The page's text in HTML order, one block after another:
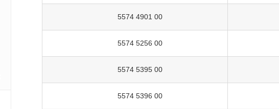
5574 4901 00
5574 5256 00
5574 5395 00
5574 5396 00